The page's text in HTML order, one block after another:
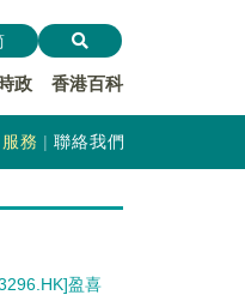
政 香港百科
服務 聯絡我們
盈喜